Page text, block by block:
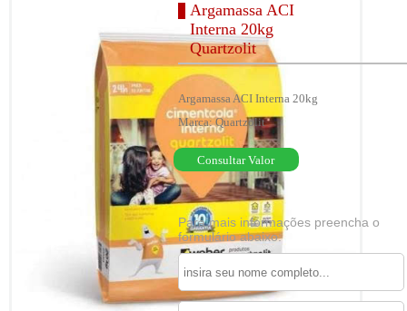
Argamassa ACI
Interna 20kg
Quartzolit
Argamassa ACI Interna 20kg
Marca: Quartzolit
Consultar Valor
Para mais informações preencha o
formulário abaixo: